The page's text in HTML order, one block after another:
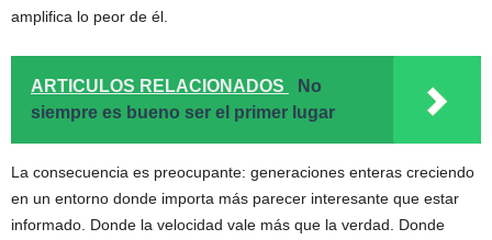
amplifica lo peor de él.
ARTICULOS RELACIONADOS
No
siempre es bueno ser el primer lugar
La consecuencia es preocupante: generaciones enteras creciendo
en un entorno donde importa más parecer interesante que estar
informado. Donde la velocidad vale más que la verdad. Donde